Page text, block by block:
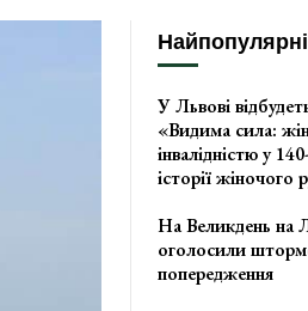
У Львові
«Видима сила:
інвалідністю у
історії жіночого
На Великдень на
оголосили
попередження